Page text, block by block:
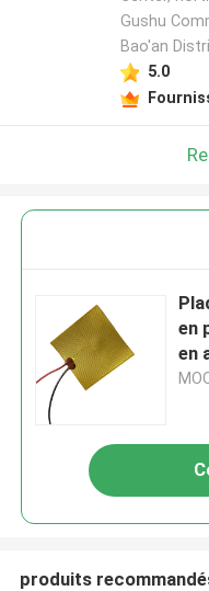
Gushu
Bao'an
5.0
en
en
produits